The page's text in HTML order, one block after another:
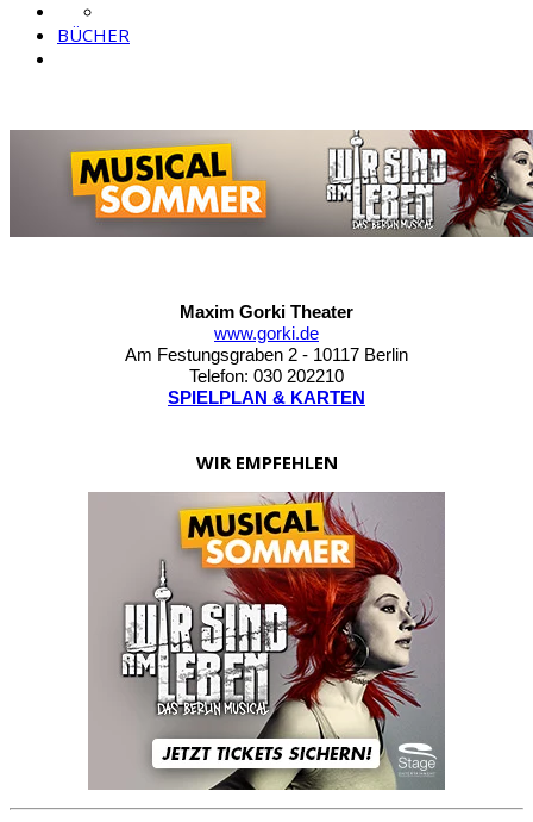
BÜCHER
Maxim Gorki Theater
www.gorki.de
Am Festungsgraben 2 - 10117 Berlin
Telefon: 030 202210
SPIELPLAN & KARTEN
WIR EMPFEHLEN